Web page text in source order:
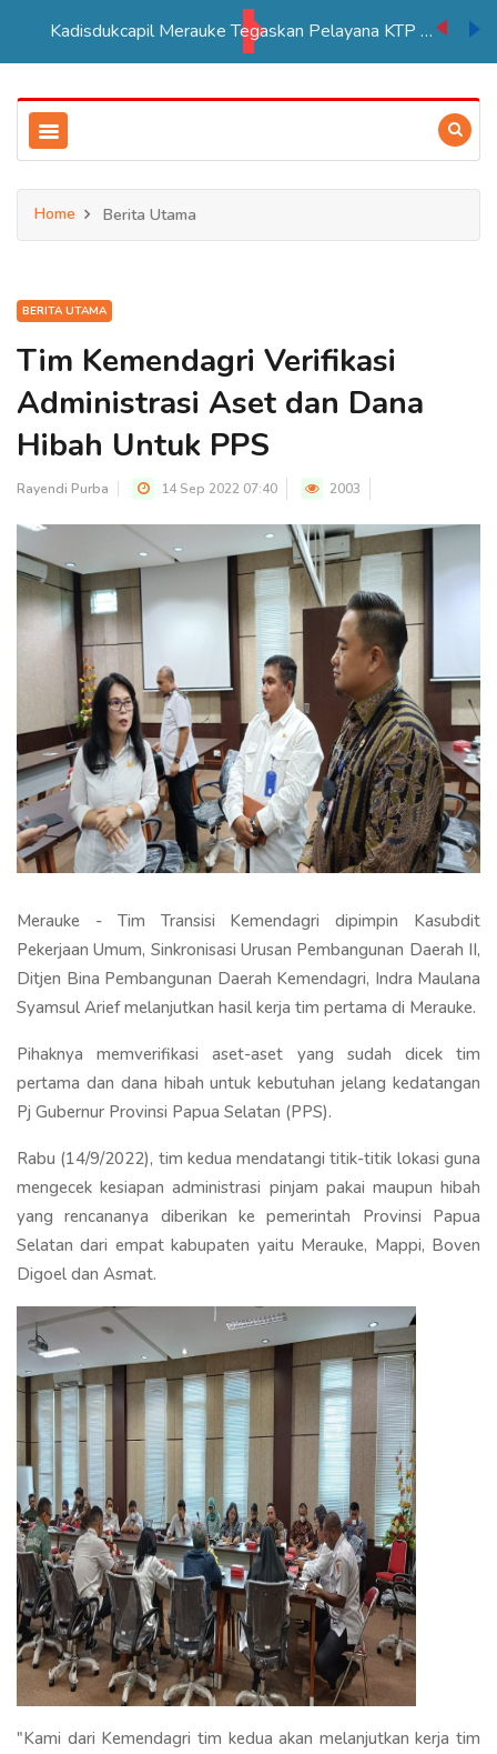
Kadisdukcapil Merauke Tegaskan Pelayana KTP Sesuai SOP
Home Berita Utama
BERITA UTAMA
Tim Kemendagri Verifikasi
Administrasi Aset dan Dana
Hibah Untuk PPS
Rayendi Purba 14 Sep 2022 07:40 2003
Merauke - Tim Transisi Kemendagri dipimpin Kasubdit
Pekerjaan Umum, Sinkronisasi Urusan Pembangunan Daerah II,
Ditjen Bina Pembangunan Daerah Kemendagri, Indra Maulana
Syamsul Arief melanjutkan hasil kerja tim pertama di Merauke.
Pihaknya memverifikasi aset-aset yang sudah dicek tim
pertama dan dana hibah untuk kebutuhan jelang kedatangan
Pj Gubernur Provinsi Papua Selatan (PPS).
Rabu (14/9/2022), tim kedua mendatangi titik-titik lokasi guna
mengecek kesiapan administrasi pinjam pakai maupun hibah
yang rencananya diberikan ke pemerintah Provinsi Papua
Selatan dari empat kabupaten yaitu Merauke, Mappi, Boven
Digoel dan Asmat.
"Kami dari Kemendagri tim kedua akan melanjutkan kerja tim